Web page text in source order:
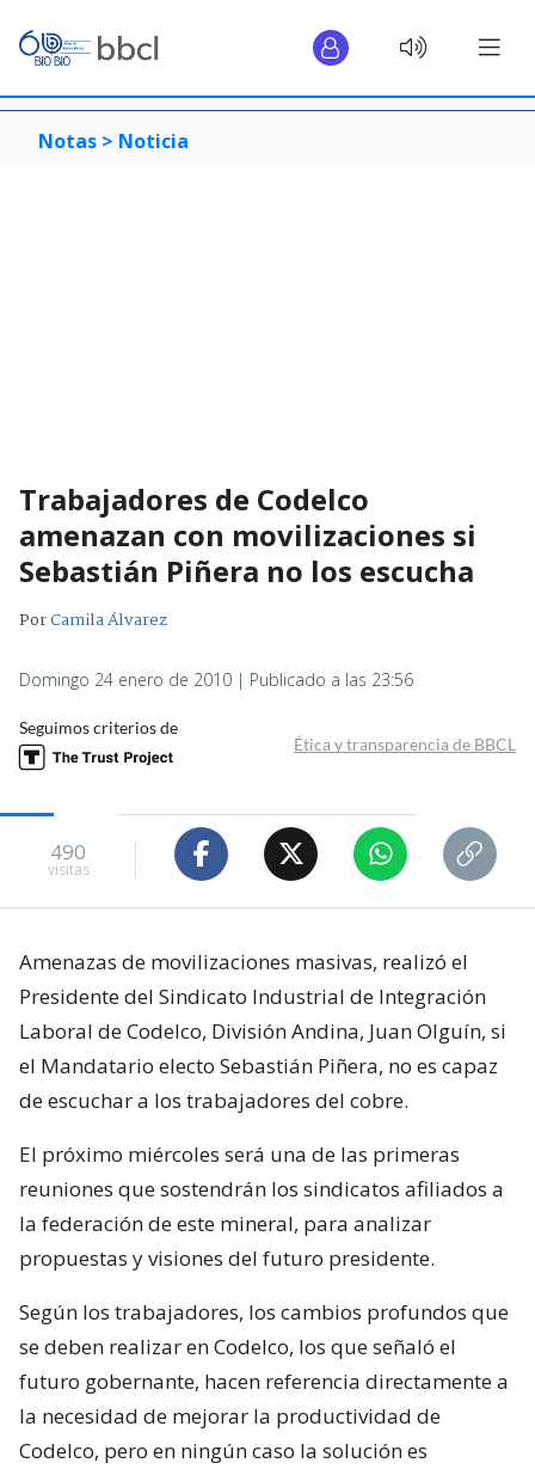
Notas > Noticia
Trabajadores de Codelco
amenazan con movilizaciones si
Sebastián Piñera no los escucha
PorCamila Álvarez
Domingo 24 enero de 2010 | Publicado a las 23:56
Seguimos criterios de
Ética y transparencia de BBCL
490
visitas
Amenazas de movilizaciones masivas, realizó el
Presidente del Sindicato Industrial de Integración
Laboral de Codelco, División Andina, Juan Olguín, si
el Mandatario electo Sebastián Piñera, no es capaz
de escuchar a los trabajadores del cobre.
El próximo miércoles será una de las primeras
reuniones que sostendrán los sindicatos afiliados a
la federación de este mineral, para analizar
propuestas y visiones del futuro presidente.
Según los trabajadores, los cambios profundos que
se deben realizar en Codelco, los que señaló el
futuro gobernante, hacen referencia directamente a
la necesidad de mejorar la productividad de
Codelco, pero en ningún caso la solución es